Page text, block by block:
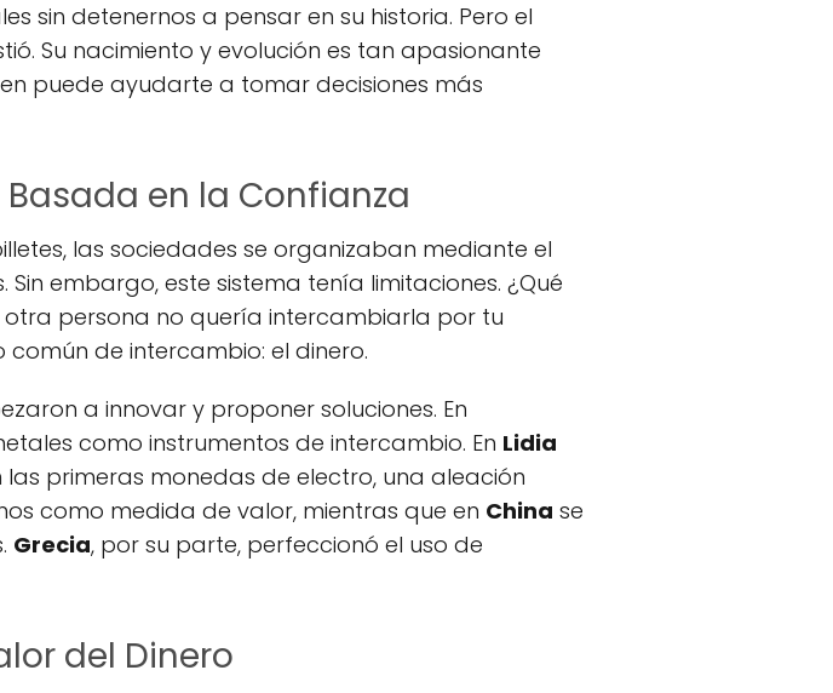
sin detenernos a pensar en su historia. Pero el
Su nacimiento y evolución es tan apasionante
puede ayudarte a tomar decisiones más
en la Confianza
las sociedades se organizaban mediante el
embargo, este sistema tenía limitaciones. ¿Qué
persona no quería intercambiarla por tu
de intercambio: el dinero.
a innovar y proponer soluciones. En
como instrumentos de intercambio. En Lidia
primeras monedas de electro, una aleación
como medida de valor, mientras que en China se
Grecia, por su parte, perfeccionó el uso de
del Dinero